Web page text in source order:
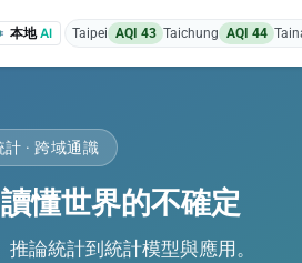
本地AI Taipei AQI 43 Taichung AQI 44
· 跨域通識
懂世界的不確定
論統計到統計模型與應用。